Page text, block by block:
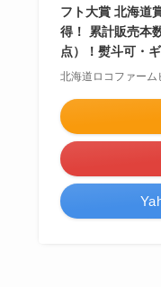
フト大賞 北海道
得！ 累計販売本
点）！熨斗可・
北海道ロコファーム